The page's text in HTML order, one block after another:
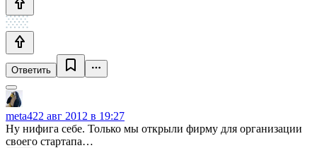
Ответить
meta422 авг 2012 в 19:27
Ну нифига себе. Только мы открыли фирму для организации
своего стартапа…